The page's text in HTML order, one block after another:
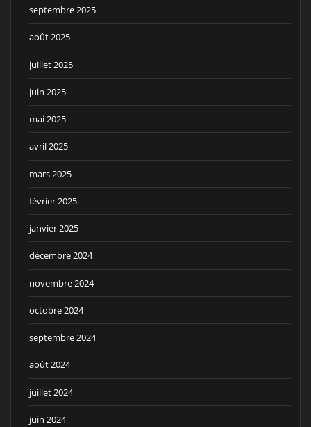
septembre 2025
août 2025
juillet 2025
juin 2025
mai 2025
avril 2025
mars 2025
février 2025
janvier 2025
décembre 2024
novembre 2024
octobre 2024
septembre 2024
août 2024
juillet 2024
juin 2024